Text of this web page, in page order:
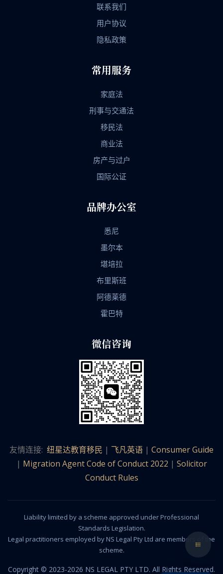
联系我们
用户协议
隐私政策
常用服务
家庭法
刑事与交通法
移民法
商业法
房产与过户
国际公证
品牌办公室
悉尼
墨尔本
堪培拉
布里斯班
阿德莱德
霍巴特
微信咨询
友情连接: 纽星达教育移民 | 飞凡英语 | Consumer Guide
| Migration Agent Code of Conduct 2022 | Solicitor
Conduct Rules
Liability limited by a scheme approved under Professional
Standards Legislation.
Legal practitioners employed by NS Legal Pty Ltd are members of the
scheme.
Copyright © 2023-2026 NS LEGAL PTY LTD. All Rights Reserved.